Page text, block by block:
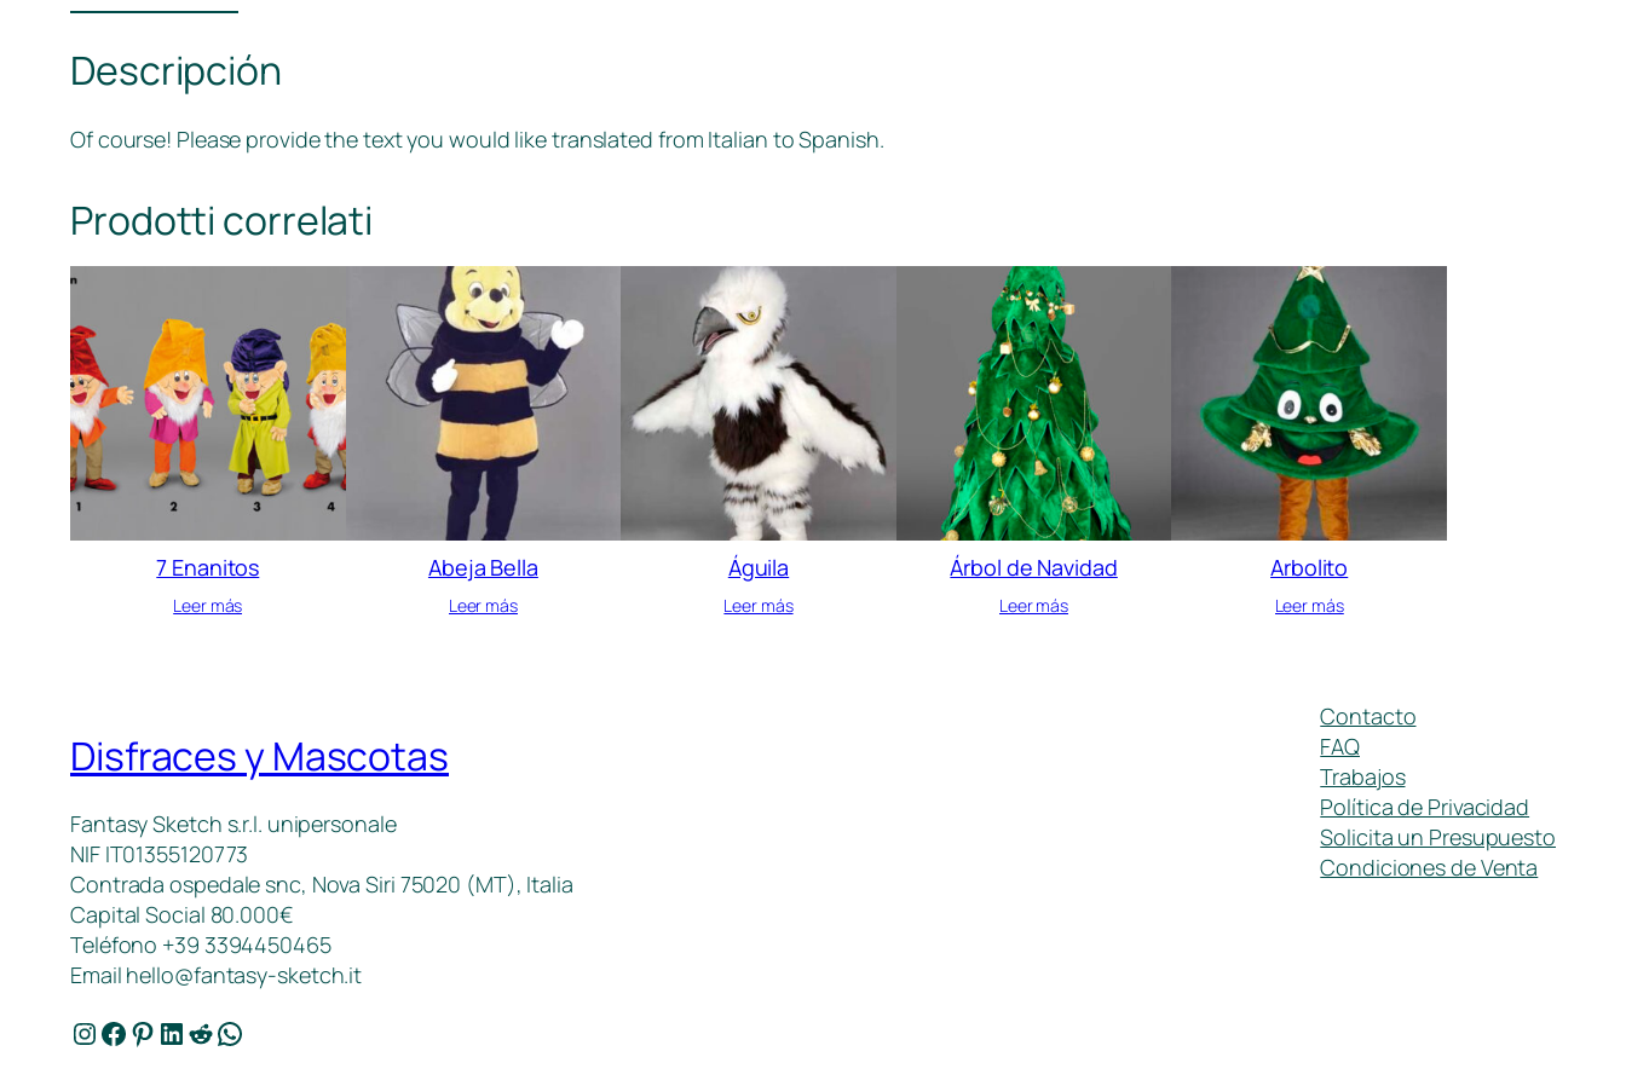
Descripción
Of course! Please provide the text you would like translated from Italian to Spanish.
Prodotti correlati
7 Enanitos
Leer más
Abeja Bella
Leer más
Águila
Leer más
Árbol de Navidad
Leer más
Arbolito
Leer más
Disfraces y Mascotas
Fantasy Sketch s.r.l. unipersonale
NIF IT01355120773
Contrada ospedale snc, Nova Siri 75020 (MT), Italia
Capital Social 80.000€
Teléfono +39 3394450465
Email hello@fantasy-sketch.it
Instagram Facebook Pinterest LinkedIn Reddit WhatsApp
Contacto
FAQ
Trabajos
Política de Privacidad
Solicita un Presupuesto
Condiciones de Venta